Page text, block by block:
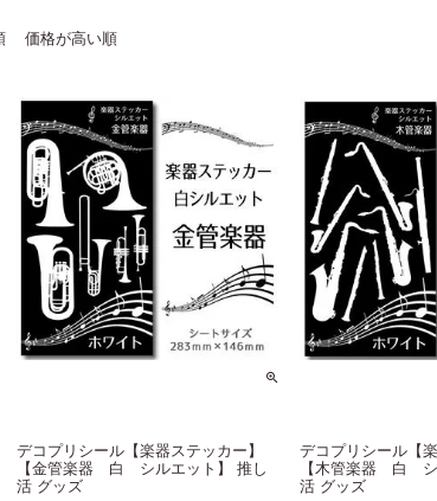
価格が高い順
デコプリシール【楽器ステッカー】
【金管楽器 白 シルエット】 推し
活 グッズ
デコプリシール【
【木管楽器 白
活 グッズ